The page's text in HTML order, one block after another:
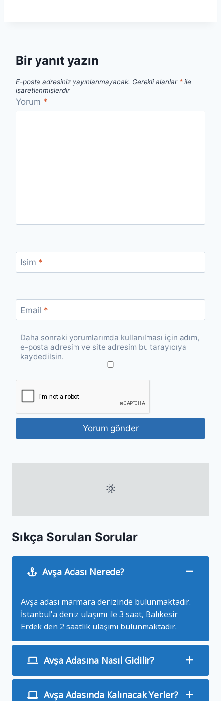
Bir yanıt yazın
E-posta adresiniz yayınlanmayacak. Gerekli alanlar * ile
işaretlenmişlerdir
Yorum *
İsim *
Email *
Daha sonraki yorumlarımda kullanılması için adım,
e-posta adresim ve site adresim bu tarayıcıya
kaydedilsin.
Sıkça Sorulan Sorular
Avşa Adası Nerede?
Avşa adası marmara denizinde bulunmaktadır.
İstanbul'a deniz ulaşımı ile 3 saat, Balıkesir
Erdek den 2 saatlik ulaşımı bulunmaktadır.
Avşa Adasına Nasıl Gidilir?
Avşa Adasında Kalınacak Yerler?